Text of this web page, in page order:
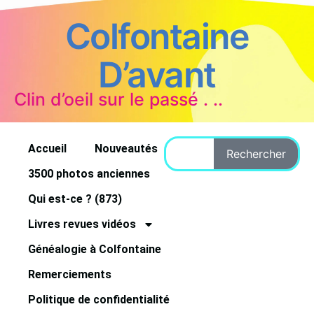
Colfontaine
D’avant
Clin d’oeil sur le passé . ..
Accueil
Nouveautés
3500 photos anciennes
Qui est-ce ? (873)
Livres revues vidéos
Généalogie à Colfontaine
Remerciements
Politique de confidentialité
Rechercher